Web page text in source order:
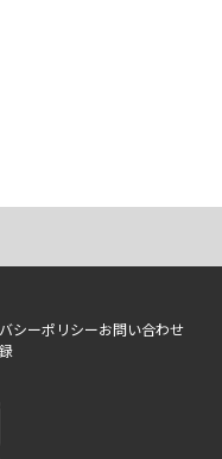
シーポリシーお問い合わせ